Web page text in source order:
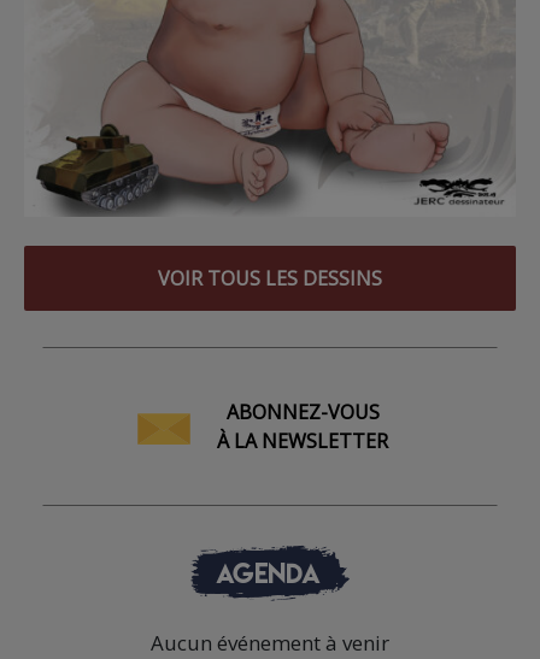
VOIR TOUS LES DESSINS
ABONNEZ-VOUS
À LA NEWSLETTER
AGENDA
Aucun événement à venir